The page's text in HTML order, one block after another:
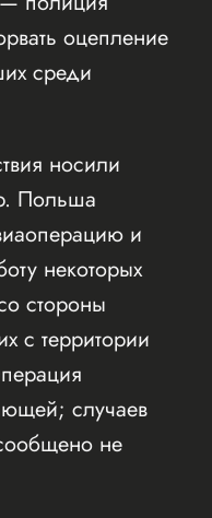
оцепление
среди
носили
Польша
и
некоторых
стороны
с территории
случаев
не